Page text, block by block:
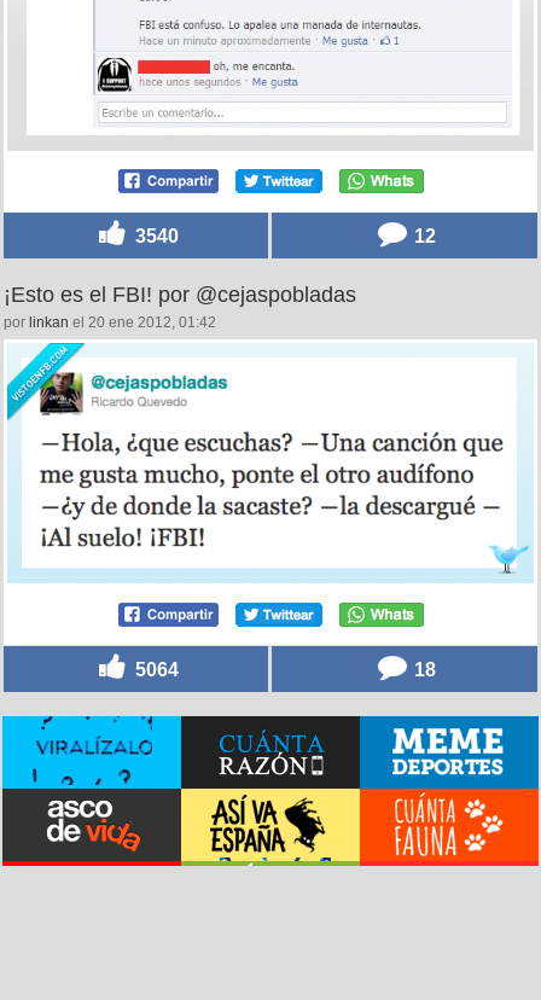
3540 12
¡Esto es el FBI! por @cejaspobladas
por linkan el 20 ene 2012, 01:42
5064 18